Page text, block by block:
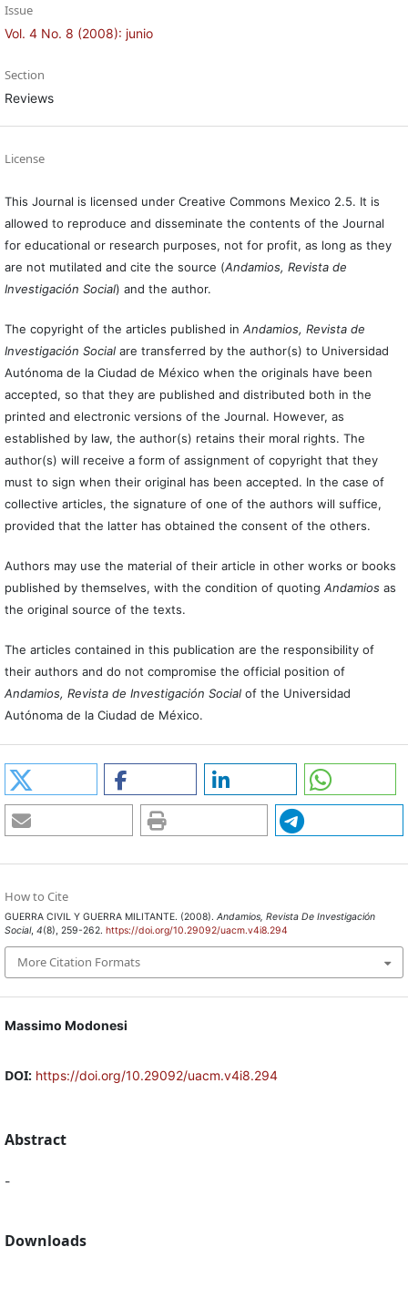
Massimo Modonesi
DOI: https://doi.org/10.29092/uacm.v4i8.294
Abstract
-
Downloads
Issue
Vol. 4 No. 8 (2008): junio
Section
Reviews
License
This Journal is licensed under Creative Commons Mexico 2.5. It is
allowed to reproduce and disseminate the contents of the Journal
for educational or research purposes, not for profit, as long as they
are not mutilated and cite the source (Andamios, Revista de
Investigación Social) and the author.
The copyright of the articles published in Andamios, Revista de
Investigación Socialare transferred by the author(s) to Universidad
Autónoma de la Ciudad de México when the originals have been
accepted, so that they are published and distributed both in the
printed and electronic versions of the Journal. However, as
established by law, the author(s) retains their moral rights. The
author(s) will receive a form of assignment of copyright that they
must to sign when their original has been accepted. In the case of
collective articles, the signature of one of the authors will suffice,
provided that the latter has obtained the consent of the others.
Authors may use the material of their article in other works or books
published by themselves, with the condition of quoting Andamiosas
the original source of the texts.
The articles contained in this publication are the responsibility of
their authors and do not compromise the official position of
Andamios, Revista de Investigación Social of the Universidad
Autónoma de la Ciudad de México.
How to Cite
GUERRA CIVIL Y GUERRA MILITANTE. (2008). Andamios, Revista De Investigación
Social, 4(8), 259-262. https://doi.org/10.29092/uacm.v4i8.294
More Citation Formats